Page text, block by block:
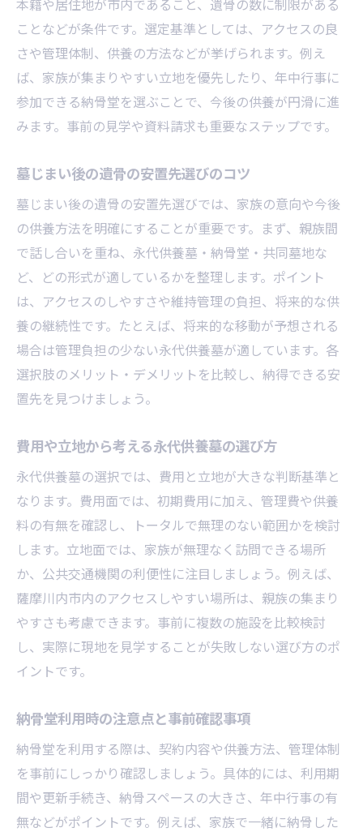
本籍や居住地が市内であること、遺骨の数に制限がある
ことなどが条件です。選定基準としては、アクセスの良
さや管理体制、供養の方法などが挙げられます。例え
ば、家族が集まりやすい立地を優先したり、年中行事に
参加できる納骨堂を選ぶことで、今後の供養が円滑に進
みます。事前の見学や資料請求も重要なステップです。
墓じまい後の遺骨の安置先選びのコツ
墓じまい後の遺骨の安置先選びでは、家族の意向や今後
の供養方法を明確にすることが重要です。まず、親族間
で話し合いを重ね、永代供養墓・納骨堂・共同墓地な
ど、どの形式が適しているかを整理します。ポイント
は、アクセスのしやすさや維持管理の負担、将来的な供
養の継続性です。たとえば、将来的な移動が予想される
場合は管理負担の少ない永代供養墓が適しています。各
選択肢のメリット・デメリットを比較し、納得できる安
置先を見つけましょう。
費用や立地から考える永代供養墓の選び方
永代供養墓の選択では、費用と立地が大きな判断基準と
なります。費用面では、初期費用に加え、管理費や供養
料の有無を確認し、トータルで無理のない範囲かを検討
します。立地面では、家族が無理なく訪問できる場所
か、公共交通機関の利便性に注目しましょう。例えば、
薩摩川内市内のアクセスしやすい場所は、親族の集まり
やすさも考慮できます。事前に複数の施設を比較検討
し、実際に現地を見学することが失敗しない選び方のポ
イントです。
納骨堂利用時の注意点と事前確認事項
納骨堂を利用する際は、契約内容や供養方法、管理体制
を事前にしっかり確認しましょう。具体的には、利用期
間や更新手続き、納骨スペースの大きさ、年中行事の有
無などがポイントです。例えば、家族で一緒に納骨した